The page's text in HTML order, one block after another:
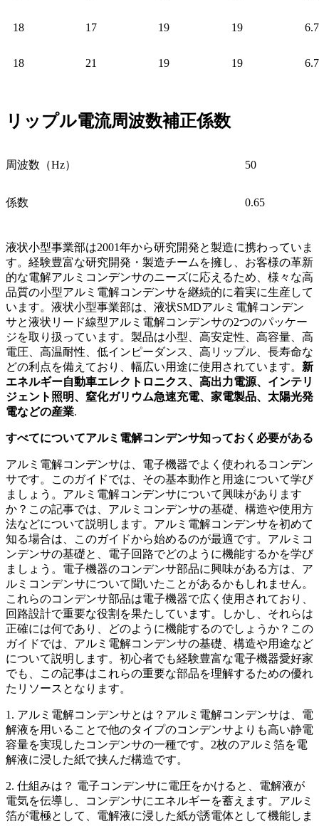
18 17 19 19 6.7
18 21 19 19 6.7
リップル電流周波数補正係数
周波数（Hz） 50
係数 0.65
液状小型事業部は2001年から研究開発と製造に携わっていま
す。経験豊富な研究開発・製造チームを擁し、お客様の革新
的な電解アルミコンデンサのニーズに応えるため、様々な高
品質の小型アルミ電解コンデンサを継続的に着実に生産して
います。液状小型事業部は、液状SMDアルミ電解コンデン
サと液状リード線型アルミ電解コンデンサの2つのパッケー
ジを取り扱っています。製品は小型、高安定性、高容量、高
電圧、高温耐性、低インピーダンス、高リップル、長寿命な
どの利点を備えており、幅広い用途に使用されています。 新
エネルギー自動車エレクトロニクス、高出力電源、インテリ
ジェント照明、窒化ガリウム急速充電、家電製品、太陽光発
電などの産業.
すべてについてアルミ電解コンデンサ知っておく必要がある
アルミ電解コンデンサは、電子機器でよく使われるコンデン
サです。このガイドでは、その基本動作と用途について学び
ましょう。アルミ電解コンデンサについて興味があります
か？この記事では、アルミコンデンサの基礎、構造や使用方
法などについて説明します。アルミ電解コンデンサを初めて
知る場合は、このガイドから始めるのが最適です。アルミコ
ンデンサの基礎と、電子回路でどのように機能するかを学び
ましょう。電子機器のコンデンサ部品に興味がある方は、ア
ルミコンデンサについて聞いたことがあるかもしれません。
これらのコンデンサ部品は電子機器で広く使用されており、
回路設計で重要な役割を果たしています。しかし、それらは
正確には何であり、どのように機能するのでしょうか？この
ガイドでは、アルミ電解コンデンサの基礎、構造や用途など
について説明します。初心者でも経験豊富な電子機器愛好家
でも、この記事はこれらの重要な部品を理解するための優れ
たリソースとなります。
1. アルミ電解コンデンサとは？アルミ電解コンデンサは、電
解液を用いることで他のタイプのコンデンサよりも高い静電
容量を実現したコンデンサの一種です。2枚のアルミ箔を電
解液に浸した紙で挟んだ構造です。
2. 仕組みは？ 電子コンデンサに電圧をかけると、電解液が
電気を伝導し、コンデンサにエネルギーを蓄えます。アルミ
箔が電極として、電解液に浸した紙が誘電体として機能しま